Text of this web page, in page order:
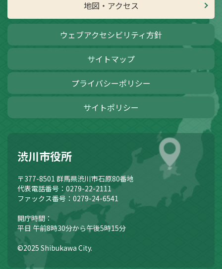
地図・アクセス
ウェブアクセシビリティ方針
サイトマップ
プライバシーポリシー
サイトポリシー
渋川市役所
〒377-8501 群馬県渋川市石原80番地
代表電話番号：0279-22-2111
ファックス番号：0279-24-6541
開庁時間：
平日 午前8時30分から午後5時15分
©2025 Shibukawa City.